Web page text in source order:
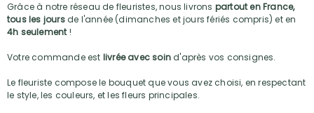
Grâce à notre réseau de fleuristes, nous livrons partout en France,
tous les joursde l'année (dimanches et jours fériés compris) et en
4h seulement!
Votre commande est livrée avec soind'après vos consignes.
Le fleuriste compose le bouquet que vous avez choisi, en respectant
le style, les couleurs, et les fleurs principales.